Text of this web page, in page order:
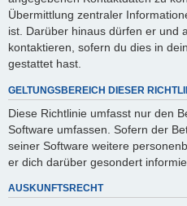
Übermittlung zentraler
ist. Darüber hinaus dürfen er und
kontaktieren, sofern du dies in
gestattet hast.
GELTUNGSBEREICH DIESER
Diese Richtlinie umfasst nur den
Software umfassen. Sofern der
seiner Software weitere
er dich darüber gesondert
AUSKUNFTSRECHT